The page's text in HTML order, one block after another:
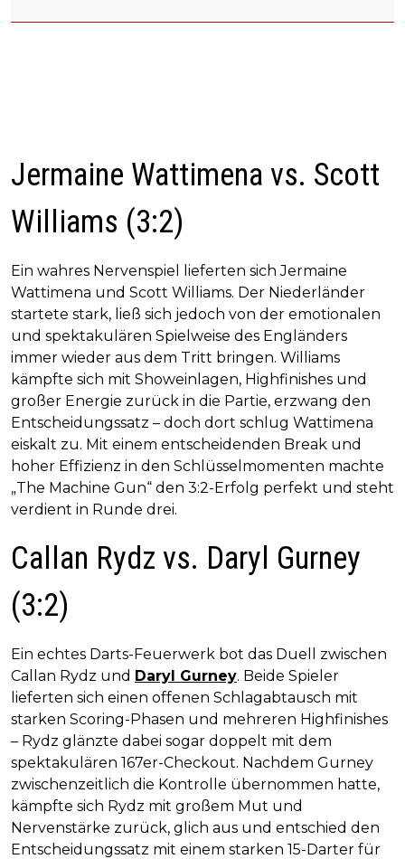
Jermaine Wattimena vs. Scott
Williams (3:2)
Ein wahres Nervenspiel lieferten sich Jermaine
Wattimena und Scott Williams. Der Niederländer
startete stark, ließ sich jedoch von der emotionalen
und spektakulären Spielweise des Engländers
immer wieder aus dem Tritt bringen. Williams
kämpfte sich mit Showeinlagen, Highfinishes und
großer Energie zurück in die Partie, erzwang den
Entscheidungssatz – doch dort schlug Wattimena
eiskalt zu. Mit einem entscheidenden Break und
hoher Effizienz in den Schlüsselmomenten machte
„The Machine Gun“ den 3:2-Erfolg perfekt und steht
verdient in Runde drei.
Callan Rydz vs. Daryl Gurney
(3:2)
Ein echtes Darts-Feuerwerk bot das Duell zwischen
Callan Rydz und Daryl Gurney. Beide Spieler
lieferten sich einen offenen Schlagabtausch mit
starken Scoring-Phasen und mehreren Highfinishes
– Rydz glänzte dabei sogar doppelt mit dem
spektakulären 167er-Checkout. Nachdem Gurney
zwischenzeitlich die Kontrolle übernommen hatte,
kämpfte sich Rydz mit großem Mut und
Nervenstärke zurück, glich aus und entschied den
Entscheidungssatz mit einem starken 15-Darter für